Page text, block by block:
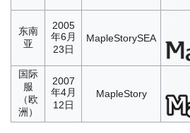
东南
亚
2005
年6月
23日
MapleStorySEA
国际
服
（欧
洲）
2007
年4月
12日
MapleStory